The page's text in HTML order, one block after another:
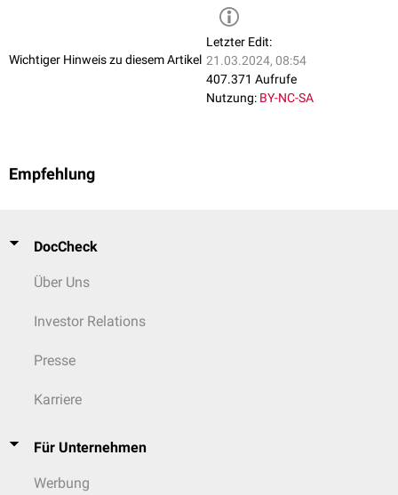
therapeutisch
Cyclooxygenasen könnte noch ein weiteres Enzym existieren, das die
Biosynthese von Prostaglandinen katalysieren kann: die
Cyclooxygenase-3.
(Acetaminophen) auf die
Wichtiger Hinweis zu diesem Artikel
Letzter Edit:
21.03.2024, 08:54
407.371 Aufrufe
Nutzung: BY-NC-SA
Empfehlung
DocCheck
Über Uns
Investor Relations
Presse
Karriere
Für Unternehmen
Werbung